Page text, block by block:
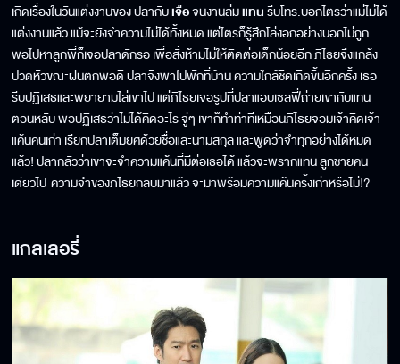
เกิดเรื่องในวันแต่งงานของ ปลากับเจือจนงานล่มแทนรีบโทร.บอกไตรว่าแม่ไม่ได้
แต่งงานแล้ว แม้จะยังจำความไม่ได้ทั้งหมด แต่ไตรก็รู้สึกโล่งอกอย่างบอกไม่ถูก
พอไปหาลูกพี่ก็เจอปลาดักรอ เพื่อสั่งห้ามไม่ให้ติดต่อเด็กน้อยอีก ภิไธยจึงแกล้ง
ปวดหัวขณะฝนตกพอดี ปลาจึงพาไปพักที่บ้าน ความใกล้ชิดเกิดขึ้นอีกครั้ง เธอ
รีบปฏิเสธและพยายามไล่เขาไป แต่ภิไธยเจอรูปที่ปลาแอบเซลฟี่ถ่ายเขากับแทน
ตอนหลับ พอปฏิเสธว่าไม่ได้คิดอะไร จู่ๆ เขาก็ทำท่าทีเหมือนภิไธยจอมเจ้าคิดเจ้า
แค้นคนเก่า เรียกปลาเต็มยศด้วยชื่อและนามสกุล และพูดว่าจำทุกอย่างได้หมด
แล้ว! ปลากลัวว่าเขาจะจำความแค้นที่มีต่อเธอได้ แล้วจะพรากแทน ลูกชายคน
เดียวไป ความจำของภิไธยกลับมาแล้ว จะมาพร้อมความแค้นครั้งเก่าหรือไม่!?
แกลเลอรี่